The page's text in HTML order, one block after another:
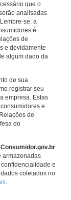
que o
analisadas
se: a
é
de
e devidamente
algum dado da
de sua
registrar seu
empresa. Estas
e
de
do
Consumidor.gov.br
armazenadas
e
coletados no
.